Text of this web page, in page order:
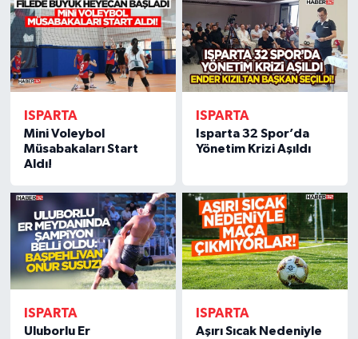
ISPARTA
Mini Voleybol
Müsabakaları Start
Aldı!
ISPARTA
Isparta 32 Spor’da
Yönetim Krizi Aşıldı
ISPARTA
Uluborlu Er
ISPARTA
Aşırı Sıcak Nedeniyle